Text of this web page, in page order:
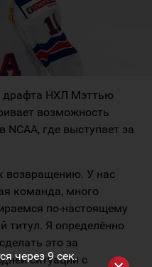
через9сек.
драфта НХЛ Мэттью
возможность
NCAA, где выступает за
возвращению. У нас
команда, много
по-настоящему
титул. Я определённо
это за
ситуации с